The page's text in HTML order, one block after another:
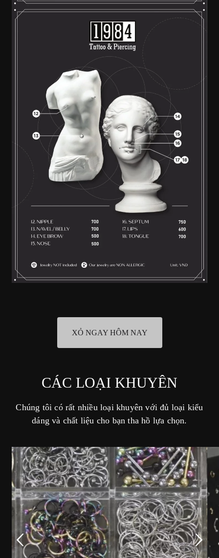
XỎ NGAY HÔM NAY
CÁC LOẠI KHUYÊN
Chúng tôi có rất nhiều loại khuyên với đủ loại kiểu
dáng và chất liệu cho bạn tha hồ lựa chọn.